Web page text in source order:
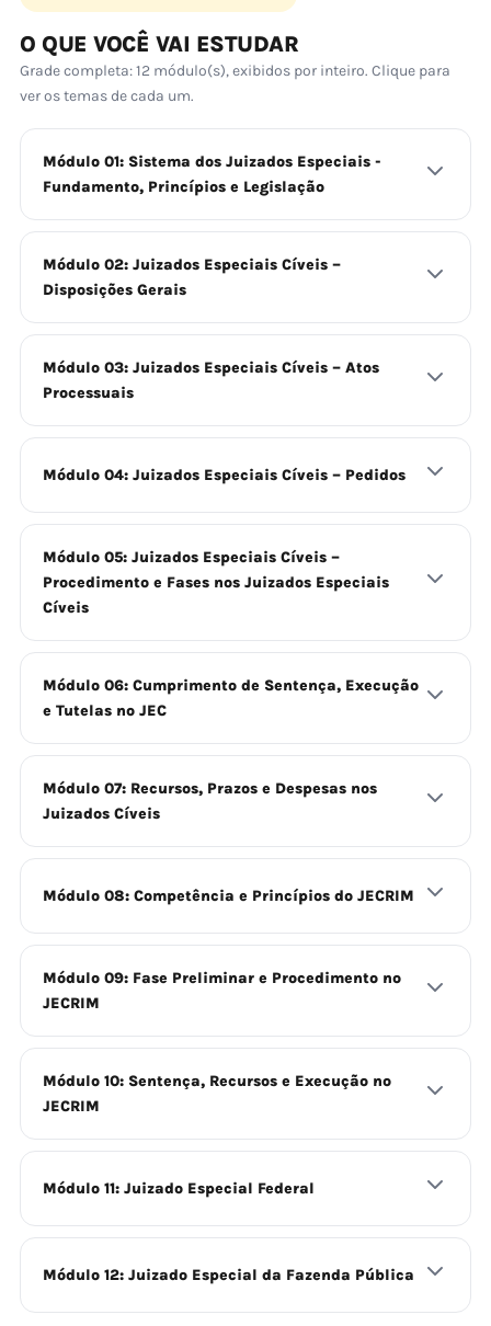
O QUE VOCÊ VAI ESTUDAR
Grade completa: 12 módulo(s), exibidos por inteiro. Clique para
ver os temas de cada um.
Módulo 01: Sistema dos Juizados Especiais -
Fundamento, Princípios e Legislação
Módulo 02: Juizados Especiais Cíveis –
Disposições Gerais
Módulo 03: Juizados Especiais Cíveis – Atos
Processuais
Módulo 04: Juizados Especiais Cíveis – Pedidos
Módulo 05: Juizados Especiais Cíveis –
Procedimento e Fases nos Juizados Especiais
Cíveis
Módulo 06: Cumprimento de Sentença, Execução
e Tutelas no JEC
Módulo 07: Recursos, Prazos e Despesas nos
Juizados Cíveis
Módulo 08: Competência e Princípios do JECRIM
Módulo 09: Fase Preliminar e Procedimento no
JECRIM
Módulo 10: Sentença, Recursos e Execução no
JECRIM
Módulo 11: Juizado Especial Federal
Módulo 12: Juizado Especial da Fazenda Pública